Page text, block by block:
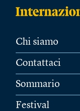
Chi siamo
Contattaci
Sommario
Festival